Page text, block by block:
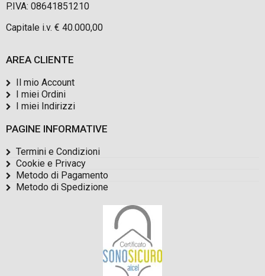
P.IVA: 08641851210
Capitale i.v. € 40.000,00
AREA CLIENTE
Il mio Account
I miei Ordini
I miei Indirizzi
PAGINE INFORMATIVE
Termini e Condizioni
Cookie e Privacy
Metodo di Pagamento
Metodo di Spedizione